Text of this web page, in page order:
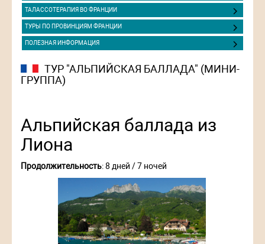
ТАЛАССОТЕРАПИЯ ВО ФРАНЦИИ
ТУРЫ ПО ПРОВИНЦИЯМ ФРАНЦИИ
ПОЛЕЗНАЯ ИНФОРМАЦИЯ
ТУР "АЛЬПИЙСКАЯ БАЛЛАДА" (МИНИ-
ГРУППА)
Альпийская баллада из
Лиона
Продолжительность: 8 дней / 7 ночей